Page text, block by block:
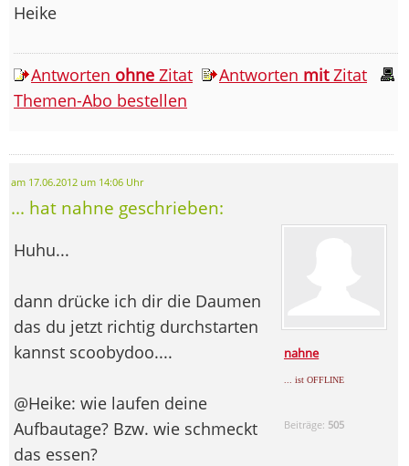
Heike
Antworten ohne Zitat Antworten mitZitat
Themen-Abo bestellen
am 17.06.2012 um 14:06 Uhr
... hat nahne geschrieben:
nahne
... ist OFFLINE
Beiträge: 505
Huhu...
dann drücke ich dir die Daumen
das du jetzt richtig durchstarten
kannst scoobydoo....
@Heike: wie laufen deine
Aufbautage? Bzw. wie schmeckt
das essen?